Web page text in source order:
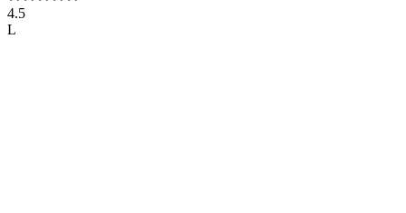
4.5
L